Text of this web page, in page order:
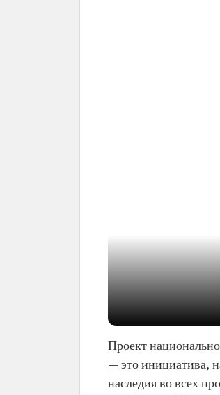
Проект
— это инициатива,
наследия во всех